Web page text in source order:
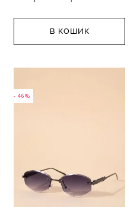
В КОШИК
- 46%